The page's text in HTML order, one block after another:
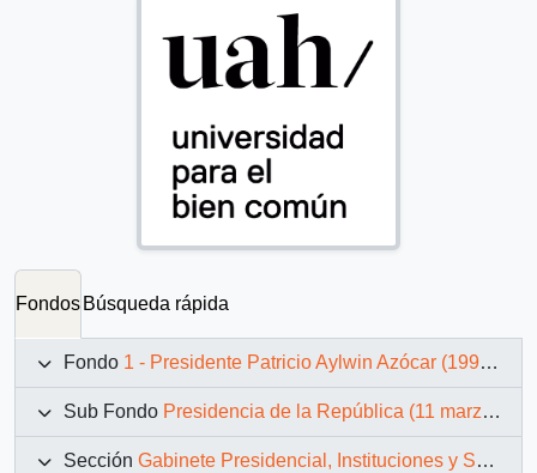
Fondos Búsqueda rápida
Fondo 1 - Presidente Patricio Aylwin Azócar (1990-1994)
Sub Fondo Presidencia de la República (11 marzo 1990 – 11 marzo 1994)
Sección Gabinete Presidencial, Instituciones y Servicios